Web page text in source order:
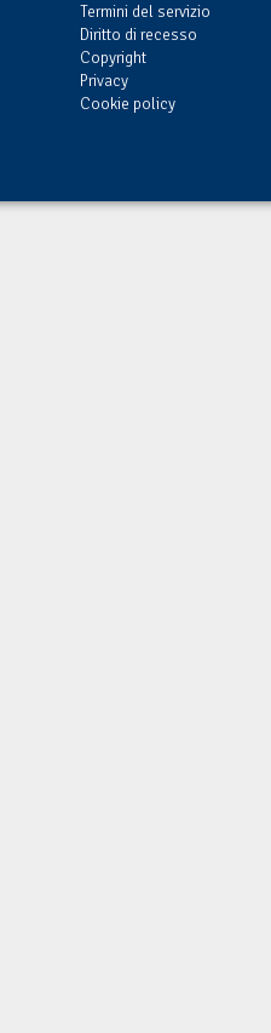
Termini del servizio
Diritto di recesso
Copyright
Privacy
Cookie policy